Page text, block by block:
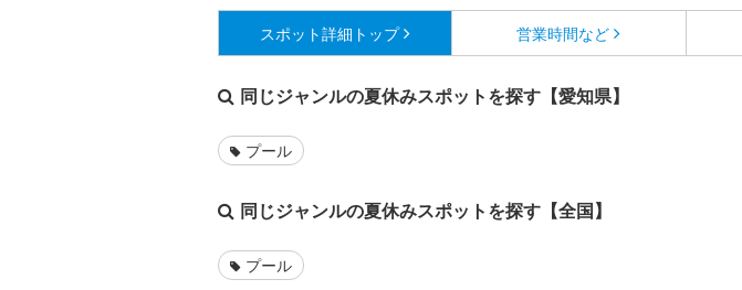
スポット詳細 トップ 営業時間など
同じジャンルの夏休みスポットを探す【愛知県】
プール
同じジャンルの夏休みスポットを探す【全国】
プール